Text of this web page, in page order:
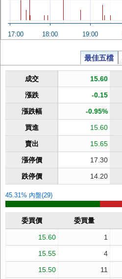
17:00 18:00 19:00
最佳五檔
成交 15.60
漲跌 -0.15
漲跌幅 -0.95%
買進 15.60
賣出 15.65
漲停價 17.30
跌停價 14.20
45.31% 內盤(29)
委買價 委買量
15.60 1
15.55 4
15.50 11